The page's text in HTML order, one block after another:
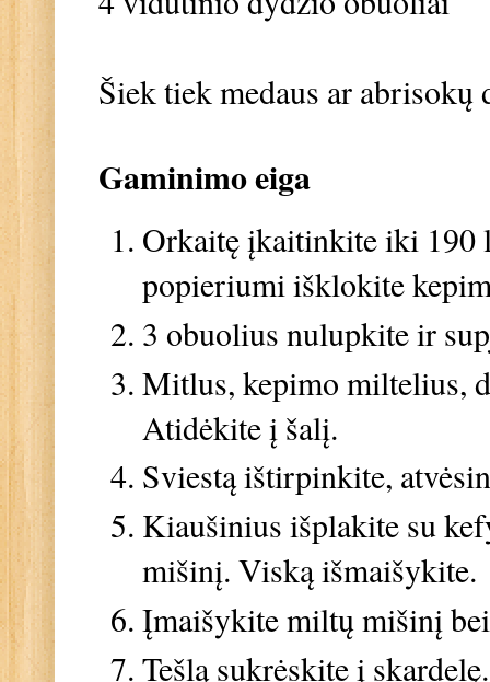
Šiek tiek medaus ar abrisokų
Gaminimo eiga
Orkaitę įkaitinkite iki 190
popieriumi išklokite
3 obuolius nulupkite ir
Mitlus, kepimo miltelius,
Atidėkite į šalį.
Sviestą ištirpinkite,
Kiaušinius išplakite su
mišinį. Viską išmaišykite.
Įmaišykite miltų mišinį
Tešlą sukrėskite į